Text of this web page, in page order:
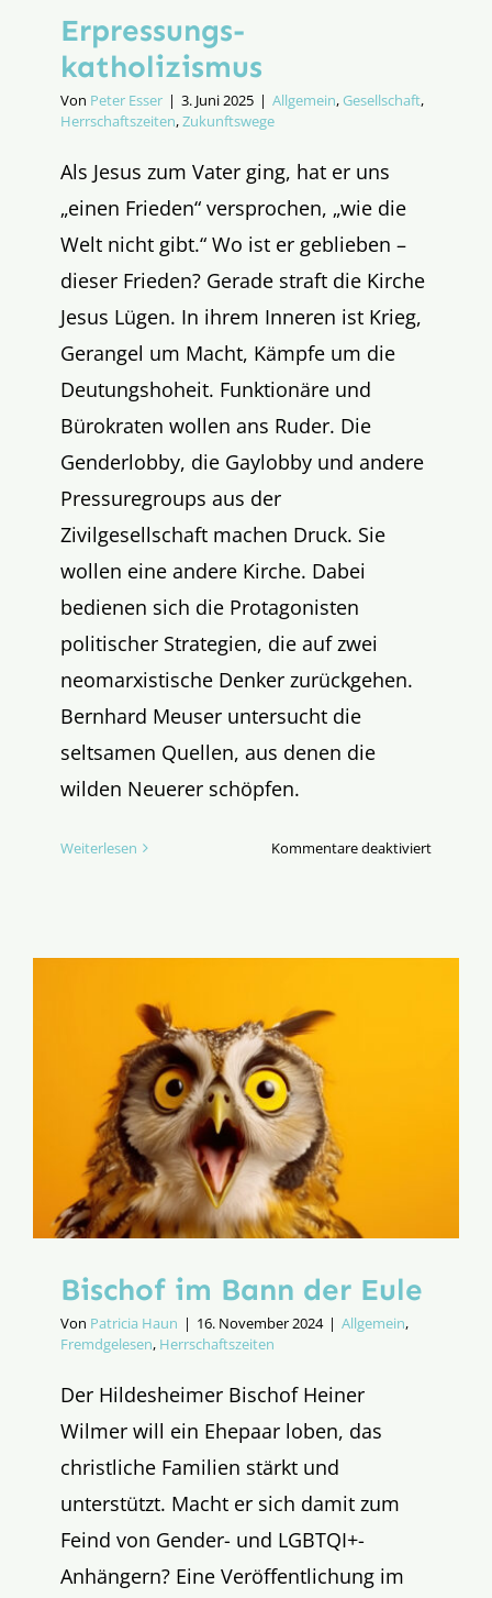
Erpressungs­
katholizismus
Von Peter Esser | 3. Juni 2025 | Allgemein,Gesellschaft,
Herrschaftszeiten,Zukunftswege
Als Jesus zum Vater ging, hat er uns
„einen Frieden“ versprochen, „wie die
Welt nicht gibt.“ Wo ist er geblieben –
dieser Frieden? Gerade straft die Kirche
Jesus Lügen. In ihrem Inneren ist Krieg,
Gerangel um Macht, Kämpfe um die
Deutungshoheit. Funktionäre und
Bürokraten wollen ans Ruder. Die
Genderlobby, die Gaylobby und andere
Pressuregroups aus der
Zivilgesellschaft machen Druck. Sie
wollen eine andere Kirche. Dabei
bedienen sich die Protagonisten
politischer Strategien, die auf zwei
neomarxistische Denker zurückgehen.
Bernhard Meuser untersucht die
seltsamen Quellen, aus denen die
wilden Neuerer schöpfen.
Weiterlesen Kommentare deaktiviertfür
Bischof im Bann der Eule
Von Patricia Haun | 16. November 2024 | Allgemein,
Fremdgelesen, Herrschaftszeiten
Der Hildesheimer Bischof Heiner
Wilmer will ein Ehepaar loben, das
christliche Familien stärkt und
unterstützt. Macht er sich damit zum
Feind von Gender- und LGBTQI+-
Anhängern? Eine Veröffentlichung im